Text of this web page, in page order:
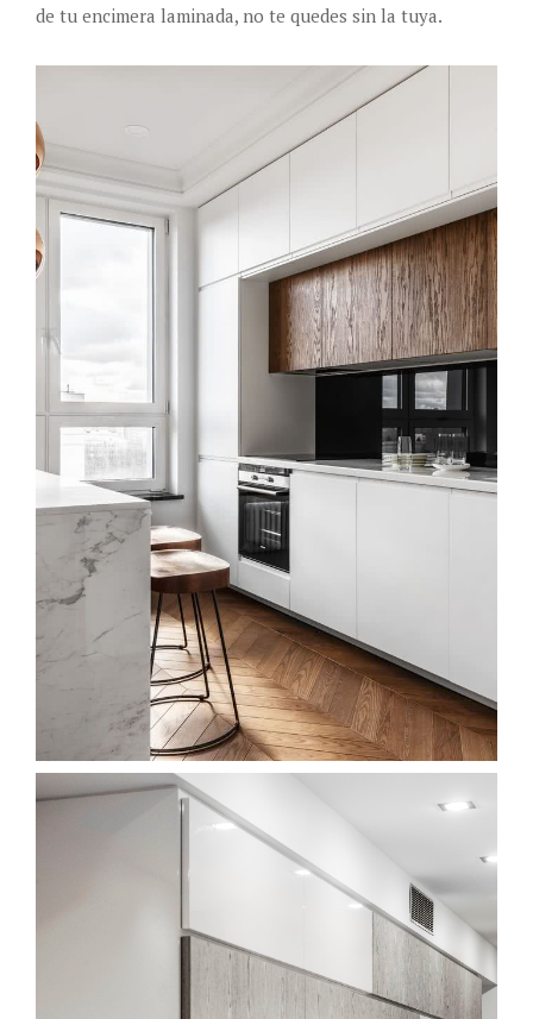
de tu encimera laminada, no te quedes sin la tuya.